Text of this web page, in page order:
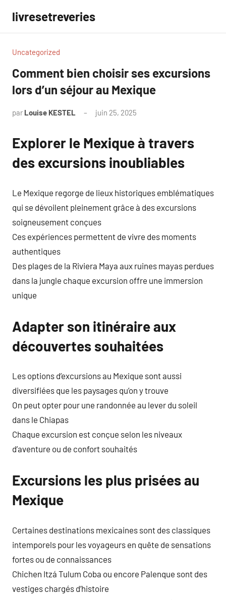
contenu
livresetreveries
Uncategorized
Comment bien choisir ses excursions
lors d’un séjour au Mexique
par Louise KESTEL juin 25, 2025
Explorer le Mexique à travers
des excursions inoubliables
Le Mexique regorge de lieux historiques emblématiques
qui se dévoilent pleinement grâce à des excursions
soigneusement conçues
Ces expériences permettent de vivre des moments
authentiques
Des plages de la Riviera Maya aux ruines mayas perdues
dans la jungle chaque excursion offre une immersion
unique
Adapter son itinéraire aux
découvertes souhaitées
Les options d’excursions au Mexique sont aussi
diversifiées que les paysages qu’on y trouve
On peut opter pour une randonnée au lever du soleil
dans le Chiapas
Chaque excursion est conçue selon les niveaux
d’aventure ou de confort souhaités
Excursions les plus prisées au
Mexique
Certaines destinations mexicaines sont des classiques
intemporels pour les voyageurs en quête de sensations
fortes ou de connaissances
Chichen Itzá Tulum Coba ou encore Palenque sont des
vestiges chargés d’histoire